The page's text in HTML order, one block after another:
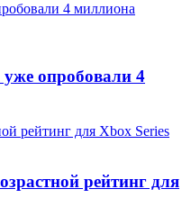
4 миллиона
опробовали 4
рейтинг для Xbox Series
рейтинг для